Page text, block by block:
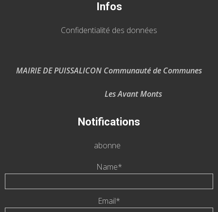
Infos
Confidentialité des données
MAIRIE DE PUISSALICON Communauté de Communes
Les Avant Monts
Notifications
abonne
Name*
Email*